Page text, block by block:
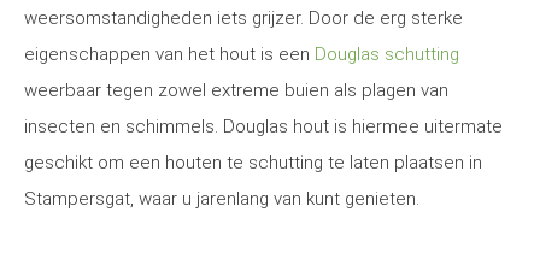
weersomstandigheden iets grijzer. Door de erg sterke
eigenschappen van het hout is een Douglas schutting
weerbaar tegen zowel extreme buien als plagen van
insecten en schimmels. Douglas hout is hiermee uitermate
geschikt om een houten te schutting te laten plaatsen in
Stampersgat, waar u jarenlang van kunt genieten.